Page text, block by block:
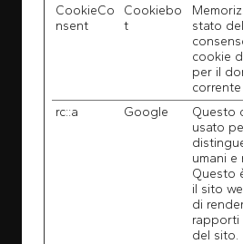
CookieCo
nsent
Cookiebo
t
stato del
cookie
per il
corrente
rc::a Google
Questo
usato
umani e
Questo
il sito
di
rapporti
del sito.